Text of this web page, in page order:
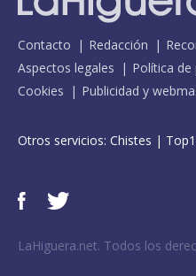
Contacto Redacción
Aspectos legales
Política de
Cookies
Publicidad y
Otros servicios: Chistes |
LaHiguera.net. Todos los